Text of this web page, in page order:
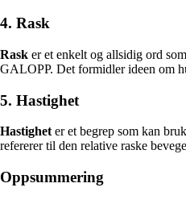
4. Rask
Rask er et enkelt og allsidig ord
GALOPP. Det formidler ideen om
5. Hastighet
Hastighet er et begrep som kan
refererer til den relative raske
Oppsummering